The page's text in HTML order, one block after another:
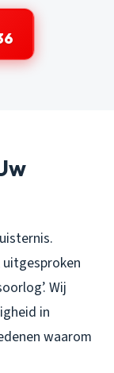
Wij
in
waarom